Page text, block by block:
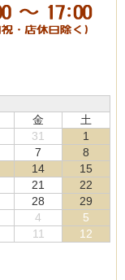
金
土
31
1
7
8
14
15
21
22
28
29
4
5
11 12